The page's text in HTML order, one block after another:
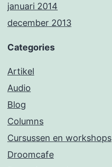
januari 2014
december 2013
Categories
Artikel
Audio
Blog
Columns
Cursussen en workshops
Droomcafe